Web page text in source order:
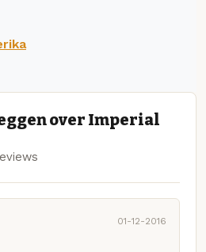
over Imperial
01-12-2016